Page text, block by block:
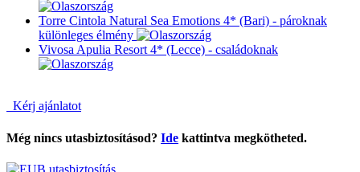
Torre Cintola Natural Sea Emotions 4* (Bari) - pároknak
különleges élmény
Vivosa Apulia Resort 4* (Lecce) - családoknak
Kérj ajánlatot
Még nincs utasbiztosításod? Ide kattintva megkötheted.